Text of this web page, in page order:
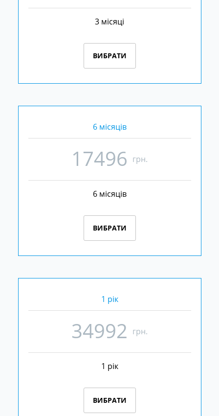
3 місяці
ВИБРАТИ
6 місяців
17496 грн.
6 місяців
ВИБРАТИ
1 рік
34992 грн.
1 рік
ВИБРАТИ